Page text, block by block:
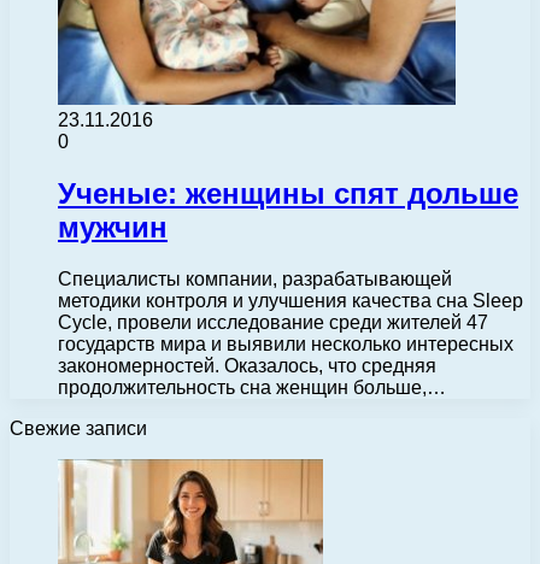
23.11.2016
0
Ученые: женщины спят дольше
мужчин
Специалисты компании, разрабатывающей
методики контроля и улучшения качества сна Sleep
Cycle, провели исследование среди жителей 47
государств мира и выявили несколько интересных
закономерностей. Оказалось, что средняя
продолжительность сна женщин больше,…
Свежие записи